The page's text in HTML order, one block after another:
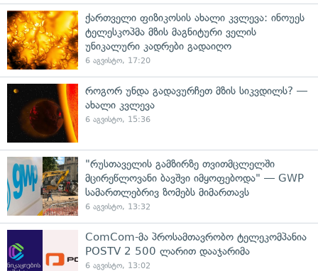
ქართველი ფიზიკოსის ახალი კვლევა: ინოუეს
ტელესკოპმა მზის მაგნიტური ველის
უნიკალური კადრები გადაიღო
6 აგვისტო, 17:20
როგორ უნდა გადავურჩეთ მზის სიკვდილს? —
ახალი კვლევა
6 აგვისტო, 15:36
"რუსთაველის გამზირზე თვითმცლელში
მცირეწლოვანი ბავშვი იმყოფებოდა" — GWP
სამართლებრივ ზომებს მიმართავს
6 აგვისტო, 13:32
ComCom-მა პროსამთავრობო ტელეკომპანია
POSTV 2 500 ლარით დააჯარიმა
6 აგვისტო, 13:02